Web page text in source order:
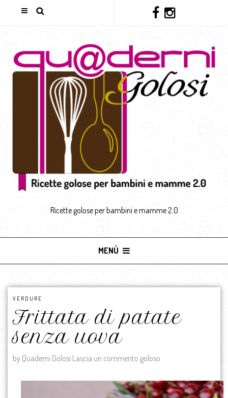
Ricette golose per bambini e mamme 2.0
MENÙ
VERDURE
Frittata di patate
senza uova
by Quaderni Golosi Lascia un commento goloso